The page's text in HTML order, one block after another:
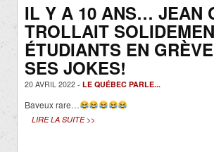
IL Y A 10 ANS… JEAN
TROLLAIT
ÉTUDIANTS EN
SES JOKES!
20 AVRIL 2022 - LE QUÉBEC PARLE...
Baveux rare…
LIRE LA SUITE >>